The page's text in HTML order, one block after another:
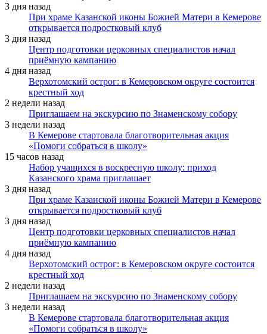
3 дня назад
При храме Казанской иконы Божией Матери в Кемерове
открывается подростковый клуб
3 дня назад
Центр подготовки церковных специалистов начал
приёмную кампанию
4 дня назад
Верхотомский острог: в Кемеровском округе состоится
крестный ход
2 недели назад
Приглашаем на экскурсию по Знаменскому собору
3 недели назад
В Кемерове стартовала благотворительная акция
«Помоги собраться в школу»
15 часов назад
Набор учащихся в воскресную школу: приход
Казанского храма приглашает
3 дня назад
При храме Казанской иконы Божией Матери в Кемерове
открывается подростковый клуб
3 дня назад
Центр подготовки церковных специалистов начал
приёмную кампанию
4 дня назад
Верхотомский острог: в Кемеровском округе состоится
крестный ход
2 недели назад
Приглашаем на экскурсию по Знаменскому собору
3 недели назад
В Кемерове стартовала благотворительная акция
«Помоги собраться в школу»